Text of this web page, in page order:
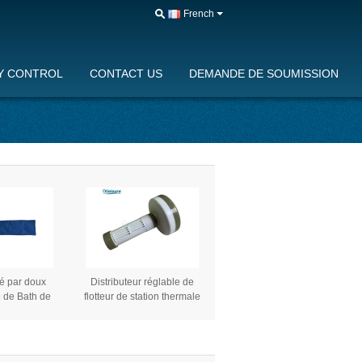
French
CONTROL CONTACT US DEMANDE DE SOUMISSION
par doux
Bath de
de
promotion
Distributeur réglable de
flotteur de station thermale
de piscine